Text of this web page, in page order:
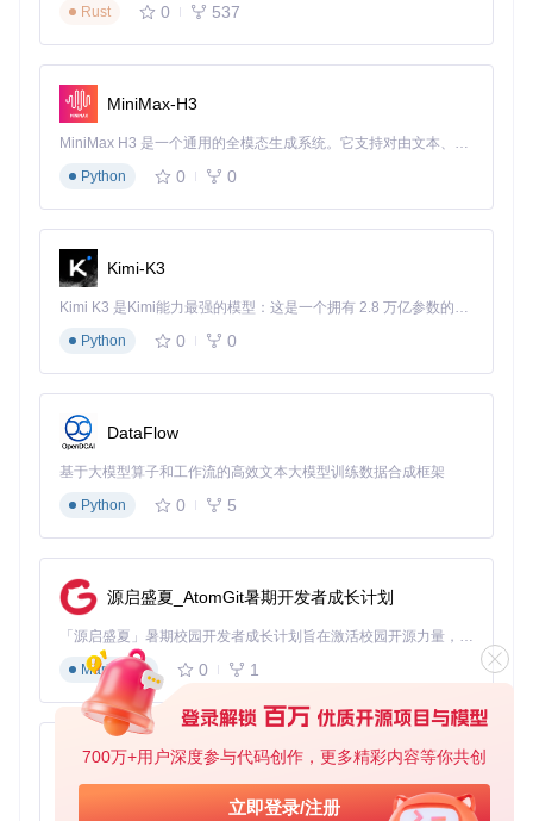
700万+用户深度参与代码创作，更多精彩内容等你共创
立即登录/注册
Rust
0 537
MiniMax-H3
MiniMax H3 是一个通用的全模态生成系统。它支持对由文本、图像、视频和音频组成的多模态上下文进行统一理解，并能生成分辨率高达 2K、时长可达 15 秒的带原生立体声音频的视频。得益于面向任务泛化的系统设计，H3 在预训练阶段就已具备广泛的多模态上下文理解与生成能力，能够出色地执行复杂的多模态指令。
Python
0 0
Kimi-K3
Kimi K3 是Kimi能力最强的模型：这是一个拥有 2.8 万亿参数的混合专家（MoE）模型，具备原生视觉理解能力，并支持 100 万 token 的上下文窗口。
Python
0 0
DataFlow
基于大模型算子和工作流的高效文本大模型训练数据合成框架
Python
0 5
源启盛夏_AtomGit暑期开发者成长计划
「源启盛夏」暑期校园开发者成长计划旨在激活校园开源力量，通过积分激励、认证扶持、资源倾斜等形式，引导高校组织和开发者完成「入驻 — 建项目 — 做贡献 — 获认证 — 得资源」的完整闭环。无论你是想带领社团入驻平台的组织者，还是希望用代码贡献证明自己的开发者，都能在这里找到属于你的成长路径。
Markdown
0 1
py-xiaozhi
基于Python的Xiaozhi AI，适用于想要完整Xiaozhi体验而无需拥有专用硬件的用户。